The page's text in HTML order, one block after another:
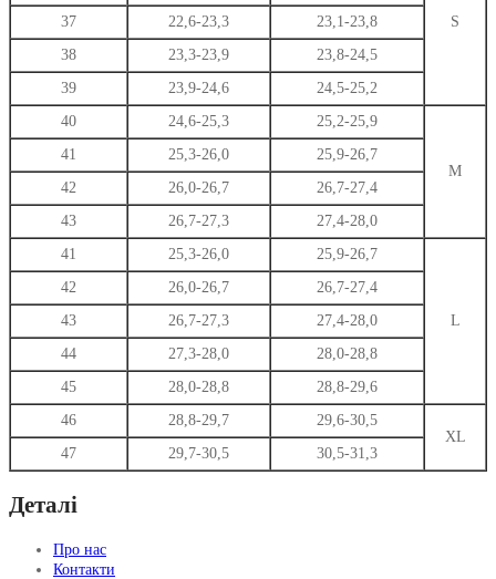
S
37
22,6-23,3
23,1-23,8
38
23,3-23,9
23,8-24,5
39
23,9-24,6
24,5-25,2
40
24,6-25,3 25,2-25,9
M
41 25,3-26,0
25,9-26,7
42
26,0-26,7
26,7-27,4
43
26,7-27,3
27,4-28,0
41
25,3-26,0 25,9-26,7
L
42 26,0-26,7
26,7-27,4
43
26,7-27,3
27,4-28,0
44
27,3-28,0
28,0-28,8
45
28,0-28,8
28,8-29,6
46
28,8-29,7
29,6-30,5
XL
47
29,7-30,5 30,5-31,3
Деталі
Про нас
Контакти